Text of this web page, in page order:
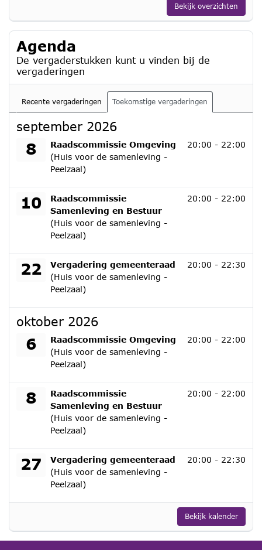
Bekijk overzichten
Agenda
De vergaderstukken kunt u vinden bij de
vergaderingen
Recente vergaderingen Toekomstige vergaderingen
september 2026
8
Raadscommissie Omgeving
(Huis voor de samenleving -
Peelzaal)
dinsdag 8 september 2026 20:00 - 22:00
10
Raadscommissie
Samenleving en Bestuur
(Huis voor de samenleving -
Peelzaal)
donderdag 10 september 2026 20:00 - 22:00
22
Vergadering gemeenteraad
(Huis voor de samenleving -
Peelzaal)
dinsdag 22 september 2026 20:00 - 22:30
oktober 2026
6
Raadscommissie Omgeving
(Huis voor de samenleving -
Peelzaal)
dinsdag 6 oktober 2026 20:00 - 22:00
8
Raadscommissie
Samenleving en Bestuur
(Huis voor de samenleving -
Peelzaal)
donderdag 8 oktober 2026 20:00 - 22:00
27
Vergadering gemeenteraad
(Huis voor de samenleving -
Peelzaal)
dinsdag 27 oktober 2026 20:00 - 22:30
Bekijk kalender